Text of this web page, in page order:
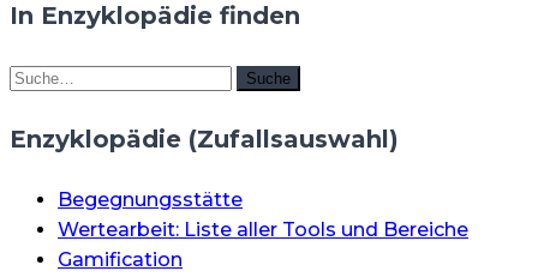
In Enzyklopädie finden
Suche Suche
Enzyklopädie (Zufallsauswahl)
Begegnungsstätte
Wertearbeit: Liste aller Tools und Bereiche
Gamification